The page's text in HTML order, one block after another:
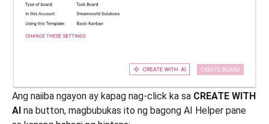
Ang naiiba ngayon ay kapag nag-click ka sa CREATE WITH
AI na button, magbubukas ito ng bagong AI Helper pane